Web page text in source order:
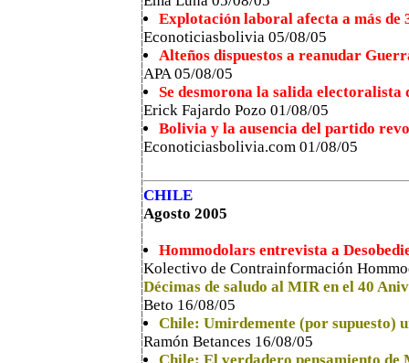
Explotación laboral afecta a más de
Econoticiasbolivia 05/08/05
Alteños dispuestos a reanudar
APA 05/08/05
Se desmorona la salida electoralista
Erick Fajardo Pozo 01/08/05
Bolivia y la ausencia del partido
Econoticiasbolivia.com 01/08/05
CHILE
Agosto 2005
Hommodolars entrevista a
Kolectivo de Contrainformación
Décimas de saludo al MIR en el 40
Beto 16/08/05
Chile: Umirdemente (por supuesto)
Ramón Betances 16/08/05